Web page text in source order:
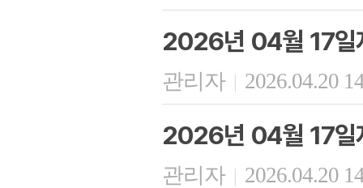
2026년 04월 17일
관리자 | 2026.04.20
2026년 04월 17일
관리자 | 2026.04.20